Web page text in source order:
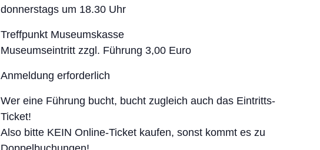
donnerstags um 18.30 Uhr
Treffpunkt Museumskasse
Museumseintritt zzgl. Führung 3,00 Euro
Anmeldung erforderlich
Wer eine Führung bucht, bucht zugleich auch das Eintritts-
Ticket!
Also bitte KEIN Online-Ticket kaufen, sonst kommt es zu